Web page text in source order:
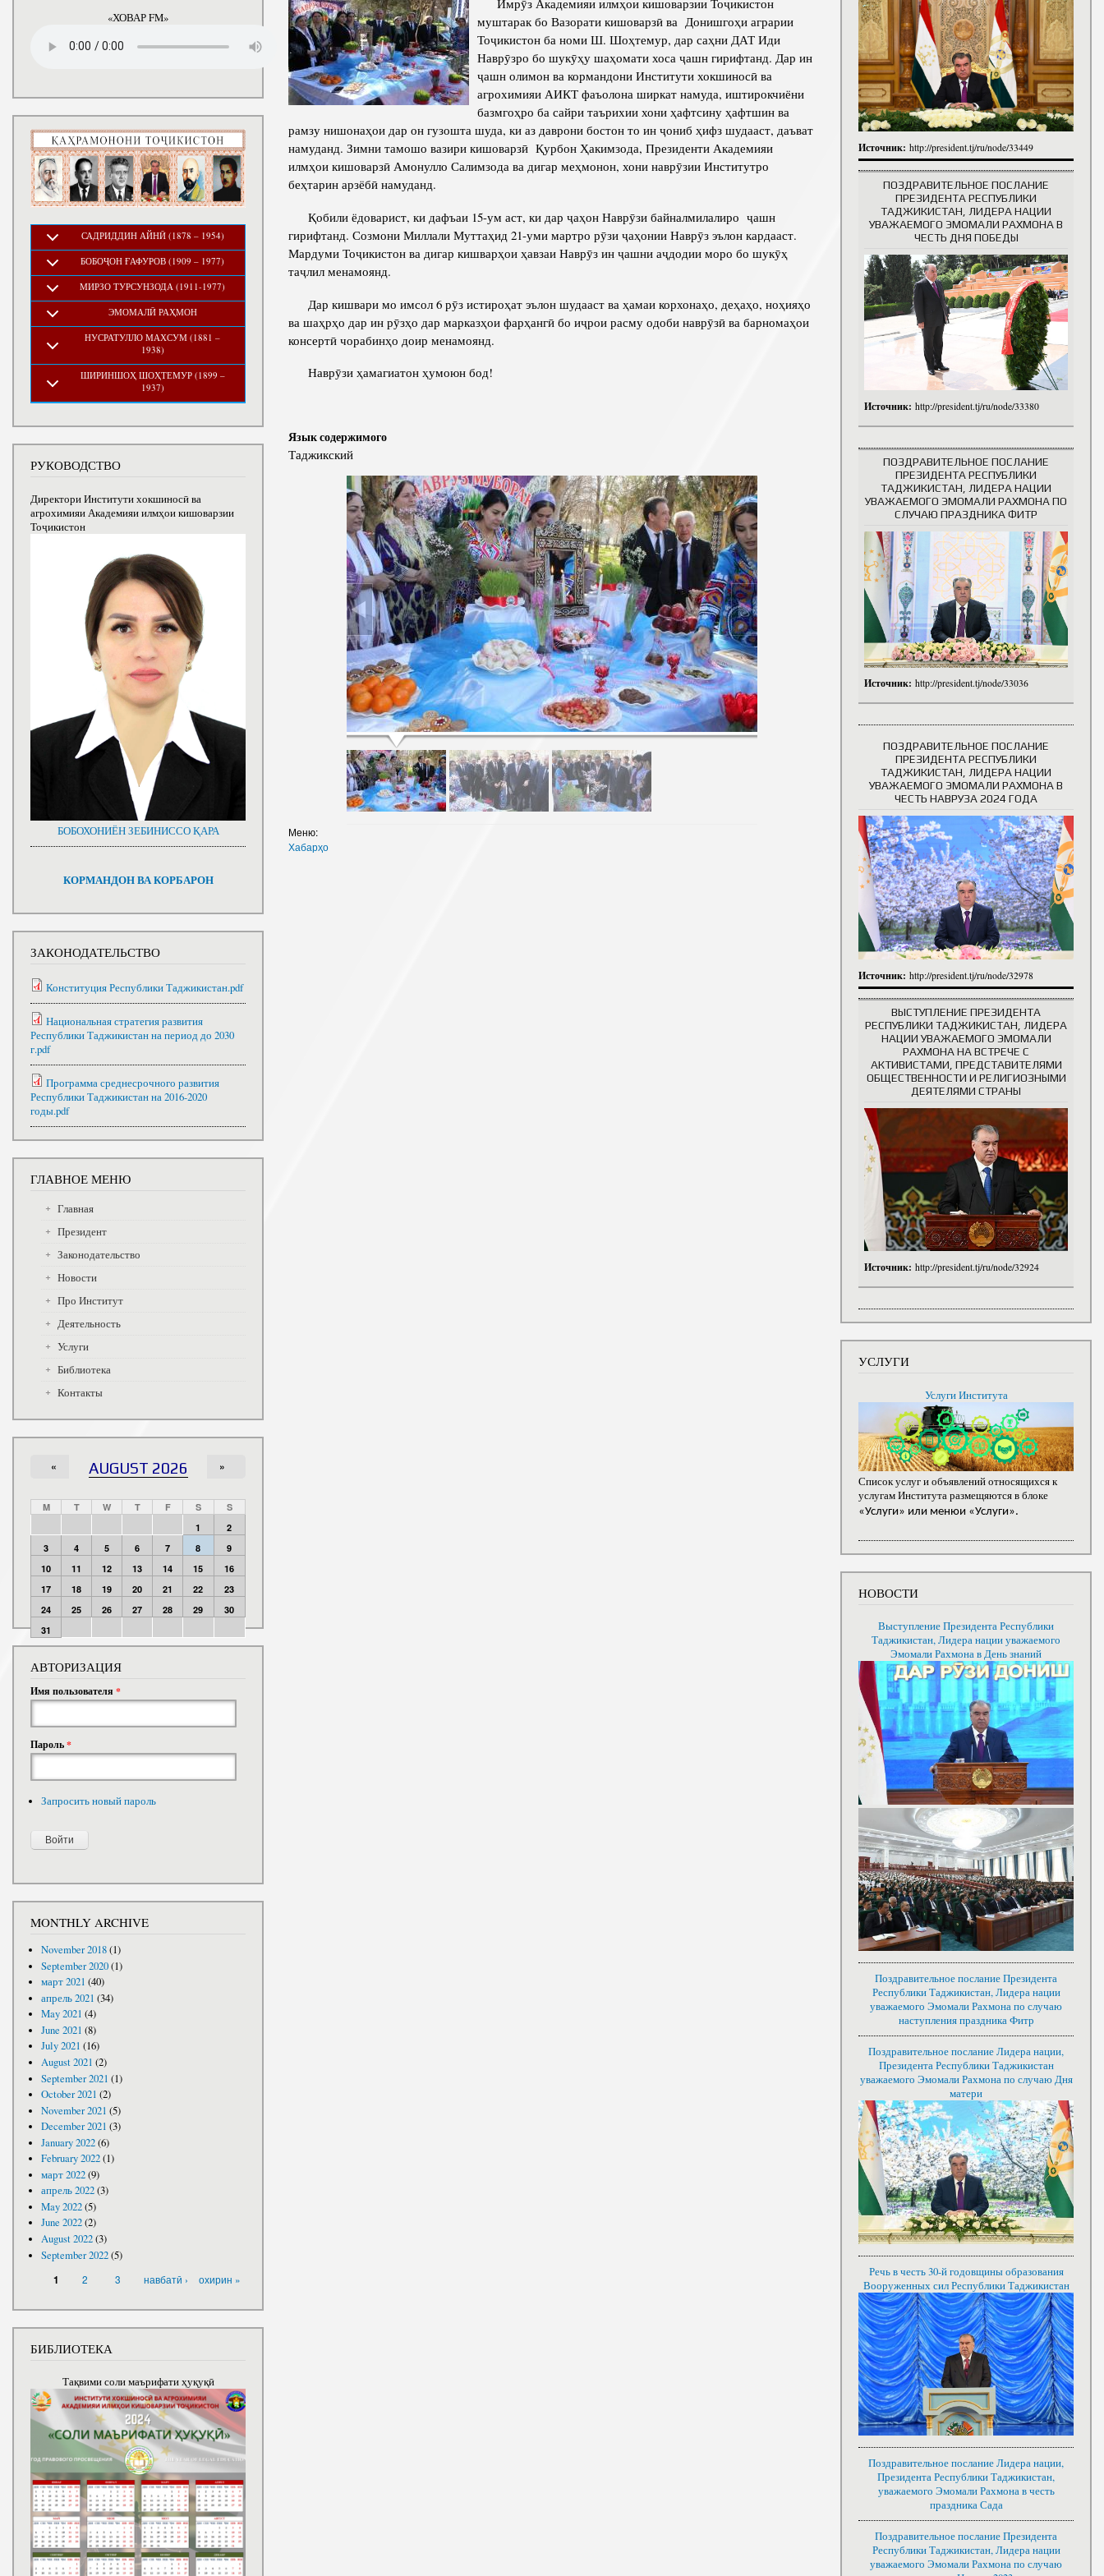
Структура Директор Института
Структура Института
Руководители и сотрудники История руководителей
муштарак бо Вазорати кишоварзӣ ва Донишгоҳи аграрии
Тоҷикистон ба номи Ш. Шоҳтемур, дар саҳни ДАТ Иди
Наврӯзро бо шукӯҳу шаҳомати хоса ҷашн гирифтанд. Дар ин
ҷашн олимон ва кормандони Институти хокшиносӣ ва
агрохимияи АИКТ фаъолона ширкат намуда, иштирокчиёни
базмгоҳро ба сайри таърихии хони ҳафтсину ҳафтшин ва
рамзу нишонаҳои дар он гузошта шуда, ки аз даврони бостон то ин ҷониб ҳифз шудааст, даъват
намуданд. Зимни тамошо вазири кишоварзӣ Қурбон Ҳакимзода, Президенти Академияи
илмҳои кишоварзӣ Амонулло Салимзода ва дигар меҳмонон, хони наврӯзии Институтро
беҳтарин арзёбӣ намуданд.
Қобили ёдоварист, ки дафъаи 15-ум аст, ки дар ҷаҳон Наврӯзи байналмилалиро ҷашн
гирифтанд. Созмони Миллали Муттаҳид 21-уми мартро рӯзи ҷаҳонии Наврӯз эълон кардааст.
Мардуми Тоҷикистон ва дигар кишварҳои ҳавзаи Наврӯз ин ҷашни аҷдодии моро бо шукӯҳ
таҷлил менамоянд.
Дар кишвари мо имсол 6 рӯз истироҳат эълон шудааст ва ҳамаи корхонаҳо, деҳаҳо, ноҳияҳо
ва шаҳрҳо дар ин рӯзҳо дар марказҳои фарҳангӣ бо иҷрои расму одоби наврӯзӣ ва барномаҳои
консертӣ чорабинҳо доир менамоянд.
Наврӯзи ҳамагиатон ҳумоюн бод!
Язык содержимого
Таджикский
Меню:
Хабарҳо
«ХОВАР FM»
САДРИДДИН АЙНӢ (1878 – 1954)
БОБОҶОН ҒАФУРОВ (1909 – 1977)
МИРЗО ТУРСУНЗОДА (1911-1977)
ЭМОМАЛӢ РАҲМОН
НУСРАТУЛЛО МАХСУМ (1881 –
1938)
ШИРИНШОҲ ШОҲТЕМУР (1899 –
1937)
РУКОВОДСТВО
Директори Институти хокшиносӣ ва
агрохимияи Академияи илмҳои кишоварзии
Тоҷикистон
БОБОХОНИЁН ЗЕБИНИССО ҚАРА
КОРМАНДОН ВА КОРБАРОН
ЗАКОНОДАТЕЛЬСТВО
Конституция Республики Таджикистан.pdf
Национальная стратегия развития
Республики Таджикистан на период до 2030
г.pdf
Программа среднесрочного развития
Республики Таджикистан на 2016-2020
годы.pdf
ГЛАВНОЕ МЕНЮ
Главная
Президент
Законодательство
Новости
Про Институт
Деятельность
Услуги
Библиотека
Контакты
AUGUST 2026
« »
M T W T F S
S
1
2
3
4 5 6 7 8
9
10
11 12 13 14 15
16
17
18 19 20 21 22
23
24
25 26 27 28 29
30
31
АВТОРИЗАЦИЯ
Имя пользователя *
Пароль*
Запросить новый пароль
MONTHLY ARCHIVE
November 2018(1)
September 2020(1)
март 2021 (40)
апрель 2021 (34)
May 2021 (4)
June 2021 (8)
July 2021 (16)
August 2021 (2)
September 2021 (1)
October 2021 (2)
November 2021 (5)
December 2021 (3)
January 2022(6)
February 2022(1)
март 2022(9)
апрель 2022(3)
May 2022(5)
June 2022(2)
August 2022(3)
September 2022(5)
1 2 3 навбатӣ › охирин »
БИБЛИОТЕКА
Тақвими соли маърифати ҳуқуқӣ
Источник: http://president.tj/ru/node/33449
ПОЗДРАВИТЕЛЬНОЕ ПОСЛАНИЕ
ПРЕЗИДЕНТА РЕСПУБЛИКИ
ТАДЖИКИСТАН, ЛИДЕРА НАЦИИ
УВАЖАЕМОГО ЭМОМАЛИ РАХМОНА В
ЧЕСТЬ ДНЯ ПОБЕДЫ
Источник: http://president.tj/ru/node/33380
ПОЗДРАВИТЕЛЬНОЕ ПОСЛАНИЕ
ПРЕЗИДЕНТА РЕСПУБЛИКИ
ТАДЖИКИСТАН, ЛИДЕРА НАЦИИ
УВАЖАЕМОГО ЭМОМАЛИ РАХМОНА ПО
СЛУЧАЮ ПРАЗДНИКА ФИТР
Источник: http://president.tj/node/33036
ПОЗДРАВИТЕЛЬНОЕ ПОСЛАНИЕ
ПРЕЗИДЕНТА РЕСПУБЛИКИ
ТАДЖИКИСТАН, ЛИДЕРА НАЦИИ
УВАЖАЕМОГО ЭМОМАЛИ РАХМОНА В
ЧЕСТЬ НАВРУЗА 2024 ГОДА
Источник: http://president.tj/ru/node/32978
ВЫСТУПЛЕНИЕ ПРЕЗИДЕНТА
РЕСПУБЛИКИ ТАДЖИКИСТАН, ЛИДЕРА
НАЦИИ УВАЖАЕМОГО ЭМОМАЛИ
РАХМОНА НА ВСТРЕЧЕ С
АКТИВИСТАМИ, ПРЕДСТАВИТЕЛЯМИ
ОБЩЕСТВЕННОСТИ И РЕЛИГИОЗНЫМИ
ДЕЯТЕЛЯМИ СТРАНЫ
Источник: http://president.tj/ru/node/32924
УСЛУГИ
Услуги Института
Список услуг и объявлений относящихся к
услугам Института размещяются в блоке
«Услуги» или менюи «Услуги».
НОВОСТИ
Выступление Президента Республики
Таджикистан, Лидера нации уважаемого
Эмомали Рахмона в День знаний
Поздравительное послание Президента
Республики Таджикистан, Лидера нации
уважаемого Эмомали Рахмона по случаю
наступления праздника Фитр
Поздравительное послание Лидера нации,
Президента Республики Таджикистан
уважаемого Эмомали Рахмона по случаю Дня
матери
Речь в честь 30-й годовщины образования
Вооруженных сил Республики Таджикистан
Поздравительное послание Лидера нации,
Президента Республики Таджикистан,
уважаемого Эмомали Рахмона в честь
праздника Сада
Поздравительное послание Президента
Республики Таджикистан, Лидера нации
уважаемого Эмомали Рахмона по случаю